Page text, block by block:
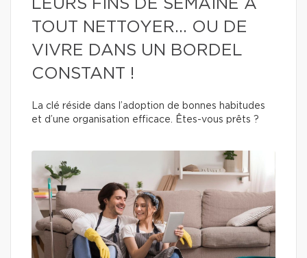
LEURS FINS DE SEMAINE À
TOUT NETTOYER… OU DE
VIVRE DANS UN BORDEL
CONSTANT !
La clé réside dans l’adoption de bonnes habitudes
et d’une organisation efficace. Êtes-vous prêts ?